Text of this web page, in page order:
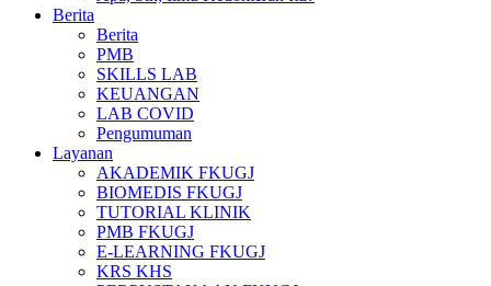
Berita
Berita
PMB
SKILLS LAB
KEUANGAN
LAB COVID
Pengumuman
Layanan
AKADEMIK FKUGJ
BIOMEDIS FKUGJ
TUTORIAL KLINIK
PMB FKUGJ
E-LEARNING FKUGJ
KRS KHS